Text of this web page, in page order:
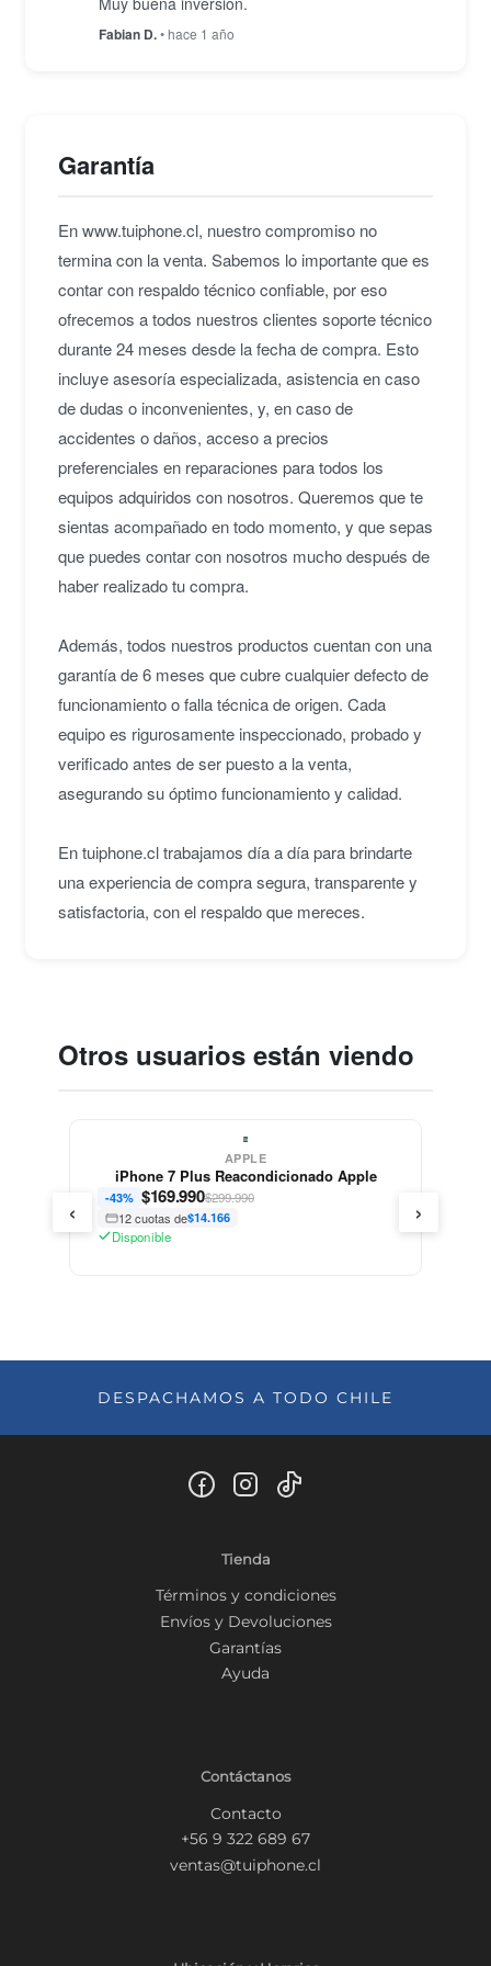
Fabian D.• hace 1 año
Garantía
En www.tuiphone.cl, nuestro compromiso no
termina con la venta. Sabemos lo importante que es
contar con respaldo técnico confiable, por eso
ofrecemos a todos nuestros clientes soporte técnico
durante 24 meses desde la fecha de compra. Esto
incluye asesoría especializada, asistencia en caso
de dudas o inconvenientes, y, en caso de
accidentes o daños, acceso a precios
preferenciales en reparaciones para todos los
equipos adquiridos con nosotros. Queremos que te
sientas acompañado en todo momento, y que sepas
que puedes contar con nosotros mucho después de
haber realizado tu compra.
Además, todos nuestros productos cuentan con una
garantía de 6 meses que cubre cualquier defecto de
funcionamiento o falla técnica de origen. Cada
equipo es rigurosamente inspeccionado, probado y
verificado antes de ser puesto a la venta,
asegurando su óptimo funcionamiento y calidad.
En tuiphone.cl trabajamos día a día para brindarte
una experiencia de compra segura, transparente y
satisfactoria, con el respaldo que mereces.
Otros usuarios están viendo
APPLE
iPhone 7 Plus Reacondicionado Apple
-43% $169.990$299.990
12 cuotas de$14.166
Disponible
‹ ›
DESPACHAMOS A TODO CHILE
Tienda
Términos y condiciones
Envíos y Devoluciones
Garantías
Ayuda
Contáctanos
Contacto
+56 9 322 689 67
ventas@tuiphone.cl